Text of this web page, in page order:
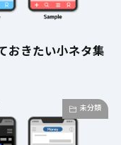
おきたい小ネタ集
未分類